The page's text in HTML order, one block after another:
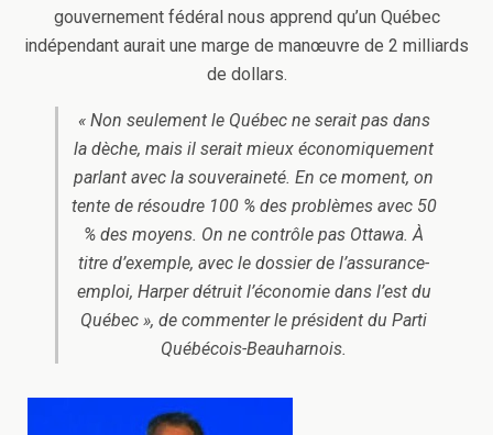
gouvernement fédéral nous apprend qu’un Québec
indépendant aurait une marge de manœuvre de 2 milliards
de dollars.
« Non seulement le Québec ne serait pas dans
la dèche, mais il serait mieux économiquement
parlant avec la souveraineté. En ce moment, on
tente de résoudre 100 % des problèmes avec 50
% des moyens. On ne contrôle pas Ottawa. À
titre d’exemple, avec le dossier de l’assurance-
emploi, Harper détruit l’économie dans l’est du
Québec », de commenter le président du Parti
Québécois-Beauharnois.